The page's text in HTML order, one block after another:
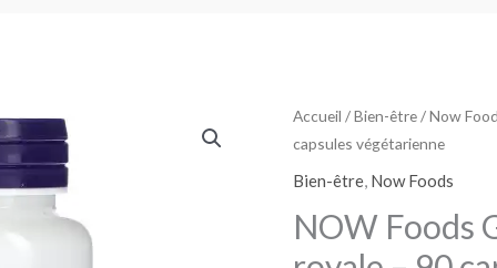
Accueil /Bien-être/Now
capsules végétarienne
Bien-être, Now Foods
NOW Foods